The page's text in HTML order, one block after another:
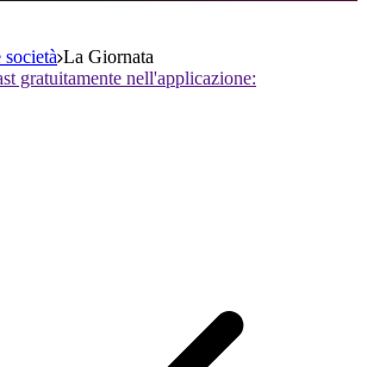
La Giornata
gratuitamente nell'applicazione: